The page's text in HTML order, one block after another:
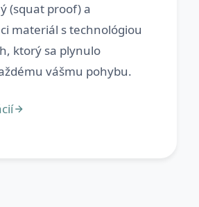
(squat proof) a
materiál s technológiou
ktorý sa plynulo